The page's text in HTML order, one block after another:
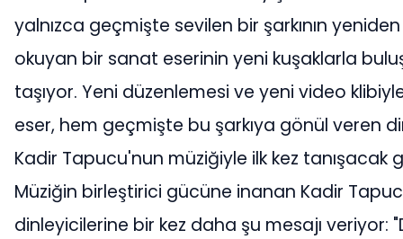
yalnızca geçmişte sevilen bir şarkının
okuyan bir sanat eserinin yeni kuşaklarla
taşıyor. Yeni düzenlemesi ve yeni video
eser, hem geçmişte bu şarkıya gönül veren
Kadir Tapucu'nun müziğiyle ilk kez tanışacak
Müziğin birleştirici gücüne inanan Kadir
dinleyicilerine bir kez daha şu mesajı veriyor: